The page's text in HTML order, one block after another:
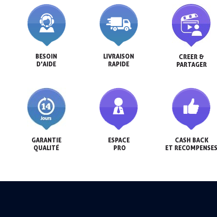
Livraison sous 24 h en France Métropolitaine
BESOIN
D'AIDE
LIVRAISON
RAPIDE
CREER &
PARTAGER
GARANTIE
QUALITÉ
ESPACE
PRO
CASH BACK
ET